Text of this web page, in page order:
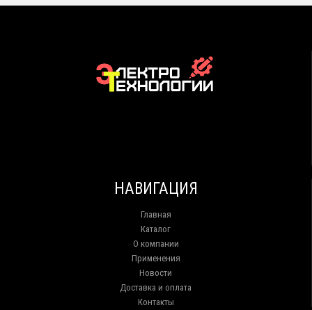
НАВИГАЦИЯ
Главная
Каталог
О компании
Применения
Новости
Доставка и оплата
Контакты